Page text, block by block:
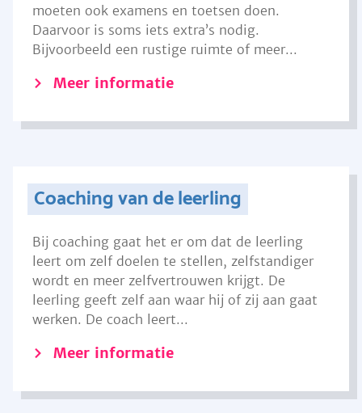
moeten ook examens en toetsen doen.
Daarvoor is soms iets extra’s nodig.
Bijvoorbeeld een rustige ruimte of meer...
Meer informatie
Coaching van de leerling
Bij coaching gaat het er om dat de leerling
leert om zelf doelen te stellen, zelfstandiger
wordt en meer zelfvertrouwen krijgt. De
leerling geeft zelf aan waar hij of zij aan gaat
werken. De coach leert...
Meer informatie